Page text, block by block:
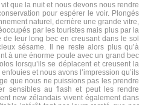
que la nuit et nous devons nous rendre
pour espérer le voir. Plongés
naturel, derrière une grande vitre,
par les touristes mais plus par la
de leur long bec en creusant dans le sol
sésame. Il ne reste alors plus qu’à
à une énorme poule avec un grand bec
lorsqu’ils se déplacent et creusent la
et nous avons l’impression qu’ils
que nous ne puissions pas les prendre
sensibles au flash et peut les rendre
new zélandais vivent également dans